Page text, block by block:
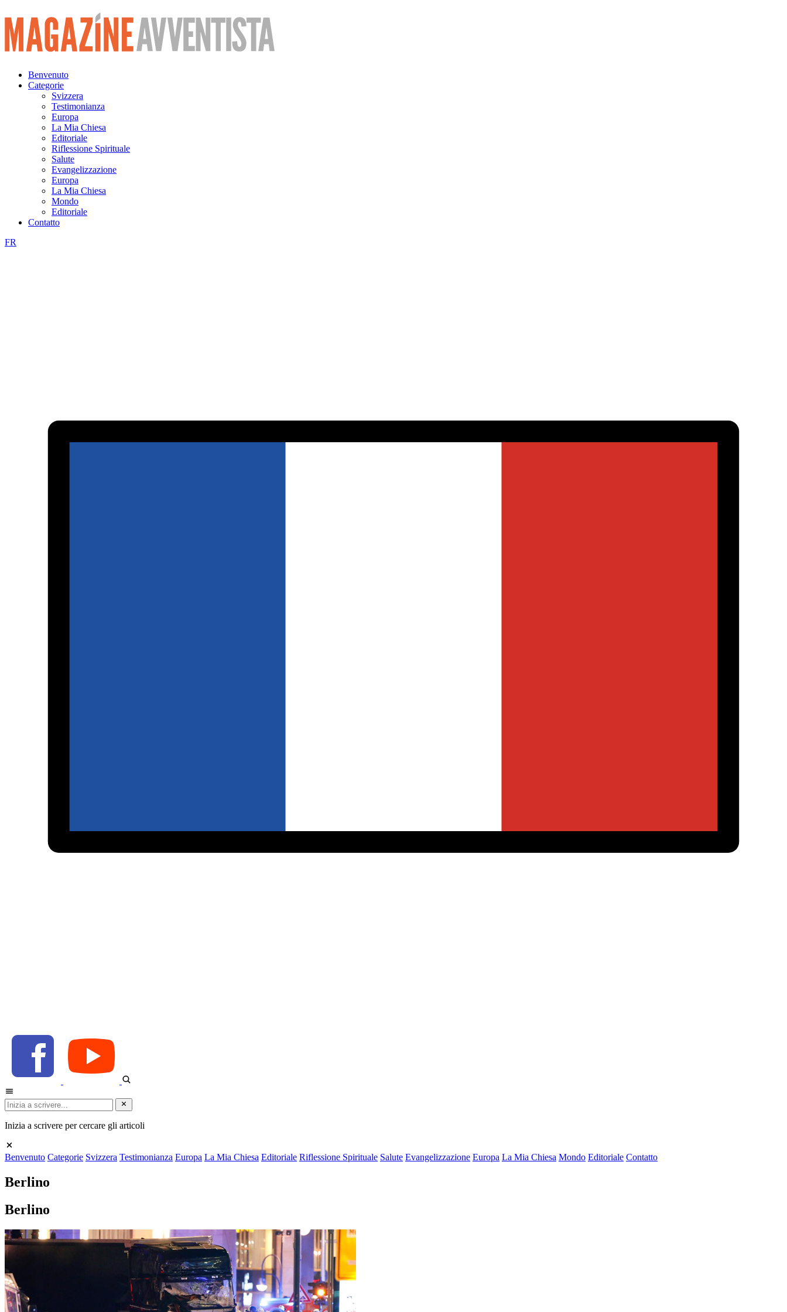
Vai
al
contenuto
Benvenuto
Categorie
Svizzera
Testimonianza
Europa
La Mia Chiesa
Editoriale
Riflessione Spirituale
Salute
Evangelizzazione
Europa
La Mia Chiesa
Mondo
Editoriale
Contatto
FR
Inizia a scrivere per cercare gli articoli
Benvenuto Categorie Svizzera Testimonianza Europa La Mia Chiesa Editoriale Riflessione Spirituale Salute Evangelizzazione Europa La Mia Chiesa Mondo Editoriale Contatto
Berlino
Berlino